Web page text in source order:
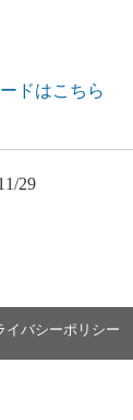
ドはこちら
29
イバシーポリシー